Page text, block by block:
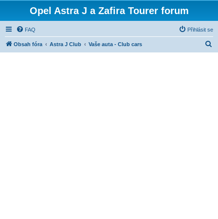
Opel Astra J a Zafira Tourer forum
FAQ Přihlásit se
Obsah fóra Astra J Club Vaše auta - Club cars